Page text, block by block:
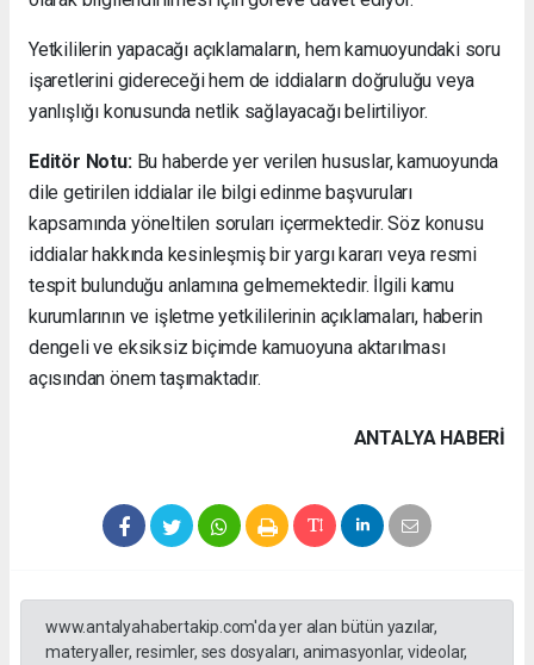
Yetkililerin yapacağı açıklamaların, hem kamuoyundaki soru
işaretlerini gidereceği hem de iddiaların doğruluğu veya
yanlışlığı konusunda netlik sağlayacağı belirtiliyor.
Editör Notu:Bu haberde yer verilen hususlar, kamuoyunda
dile getirilen iddialar ile bilgi edinme başvuruları
kapsamında yöneltilen soruları içermektedir. Söz konusu
iddialar hakkında kesinleşmiş bir yargı kararı veya resmi
tespit bulunduğu anlamına gelmemektedir. İlgili kamu
kurumlarının ve işletme yetkililerinin açıklamaları, haberin
dengeli ve eksiksiz biçimde kamuoyuna aktarılması
açısından önem taşımaktadır.
ANTALYA HABERİ
www.antalyahabertakip.com'da yer alan bütün yazılar,
materyaller, resimler, ses dosyaları, animasyonlar, videolar,